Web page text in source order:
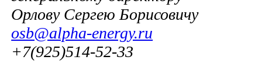
Орлову Сергею Борисовичу
osb@alpha-energy.ru
+7(925)514-52-33